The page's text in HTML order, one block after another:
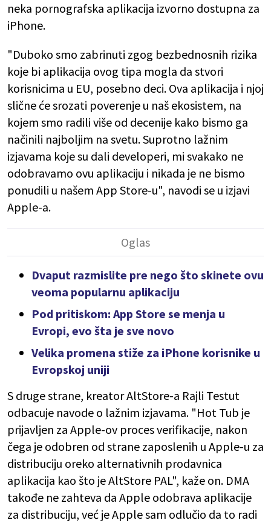
neka pornografska aplikacija izvorno dostupna za
iPhone.
"Duboko smo zabrinuti zgog bezbednosnih rizika
koje bi aplikacija ovog tipa mogla da stvori
korisnicima u EU, posebno deci. Ova aplikacija i njoj
slične će srozati poverenje u naš ekosistem, na
kojem smo radili više od decenije kako bismo ga
načinili najboljim na svetu. Suprotno lažnim
izjavama koje su dali developeri, mi svakako ne
odobravamo ovu aplikaciju i nikada je ne bismo
ponudili u našem App Store-u", navodi se u izjavi
Apple-a.
Dvaput razmislite pre nego što skinete ovu
veoma popularnu aplikaciju
Pod pritiskom: App Store se menja u
Evropi, evo šta je sve novo
Velika promena stiže za iPhone korisnike u
Evropskoj uniji
S druge strane, kreator AltStore-a Rajli Testut
odbacuje navode o lažnim izjavama. "Hot Tub je
prijavljen za Apple-ov proces verifikacije, nakon
čega je odobren od strane zaposlenih u Apple-u za
distribuciju oreko alternativnih prodavnica
aplikacija kao što je AltStore PAL", kaže on. DMA
takođe ne zahteva da Apple odobrava aplikacije
za distribuciju, već je Apple sam odlučio da to radi